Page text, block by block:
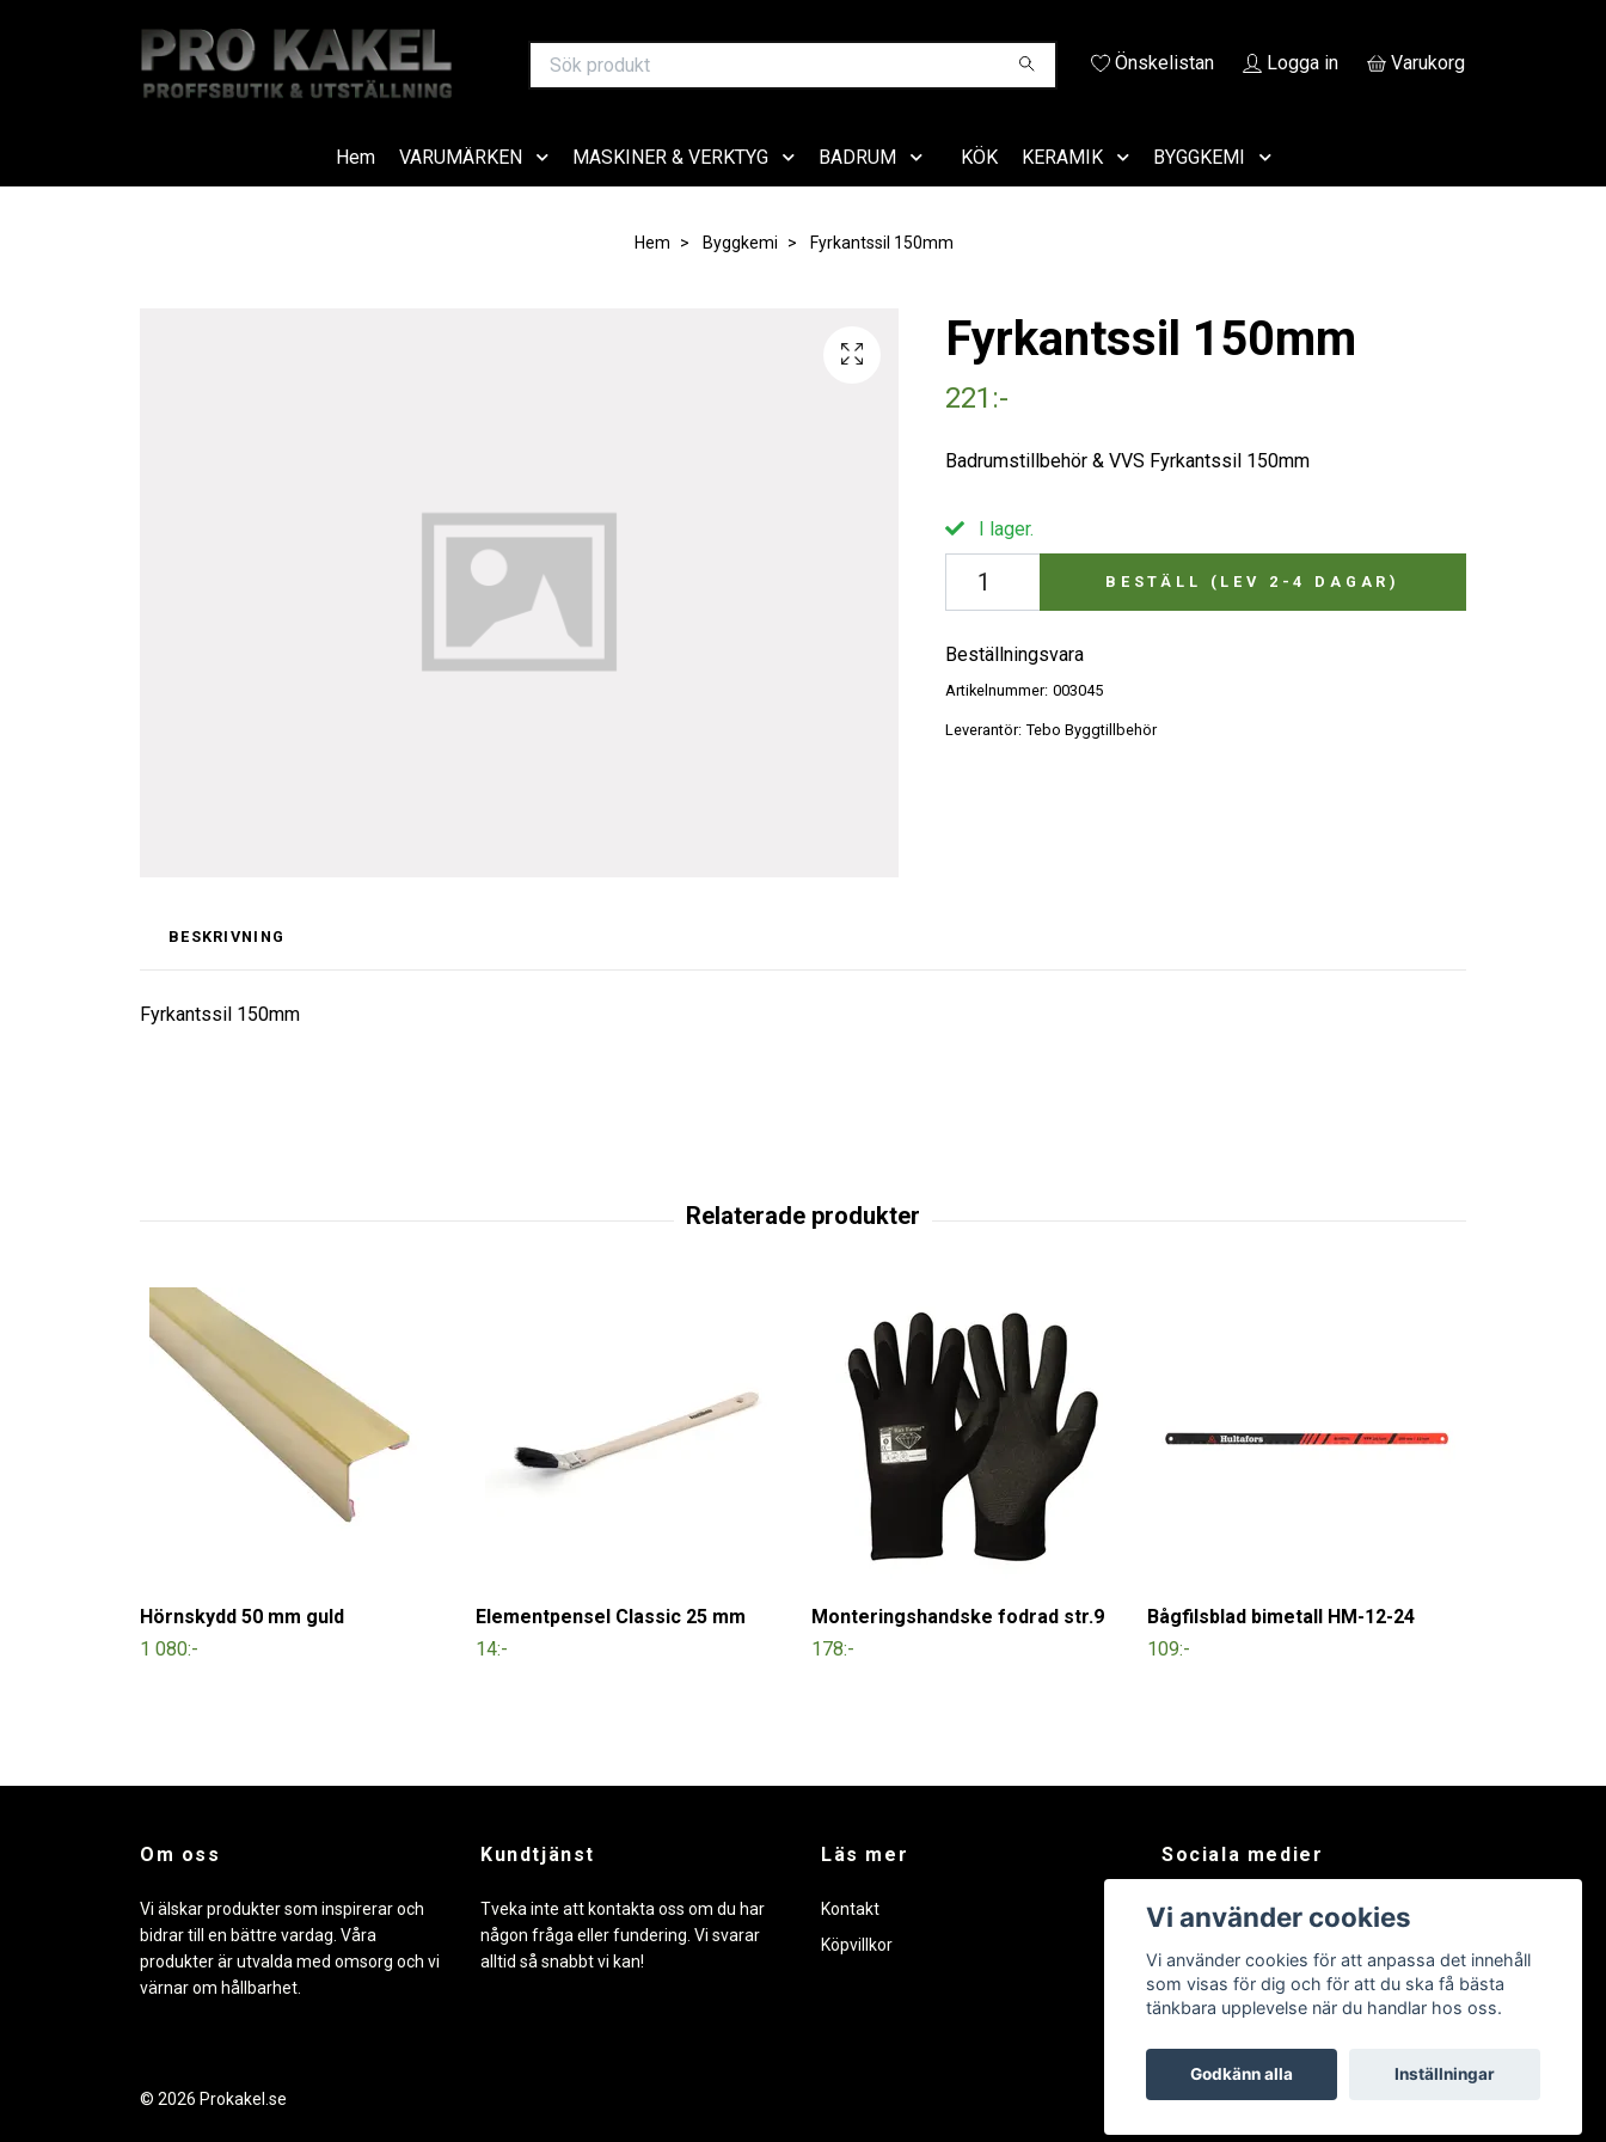
Önskelistan Logga in Varukorg
Hem VARUMÄRKEN MASKINER & VERKTYG BADRUM KÖK KERAMIK BYGGKEMI
Hem Byggkemi Fyrkantssil 150mm
Fyrkantssil 150mm
221:-
Badrumstillbehör & VVS Fyrkantssil 150mm
I lager.
BESTÄLL (LEV 2-4 DAGAR)
Beställningsvara
Artikelnummer: 003045
Leverantör: Tebo Byggtillbehör
BESKRIVNING
Fyrkantssil 150mm
Hörnskydd 50 mm guld
1 080:-
Elementpensel Classic 25 mm
14:-
Monteringshandske fodrad str.9
178:-
Bågfilsblad bimetall HM-12-24
109:-
Om oss
Vi älskar produkter som inspirerar och
bidrar till en bättre vardag. Våra
produkter är utvalda med omsorg och vi
värnar om hållbarhet.
Kundtjänst
Tveka inte att kontakta oss om du har
någon fråga eller fundering. Vi svarar
alltid så snabbt vi kan!
Läs mer
Kontakt
Köpvillkor
Sociala medier
Facebook
© 2026 Prokakel.se
Vi använder cookies
Vi använder cookies för att anpassa det innehåll
som visas för dig och för att du ska få bästa
tänkbara upplevelse när du handlar hos oss.
Godkänn alla Inställningar